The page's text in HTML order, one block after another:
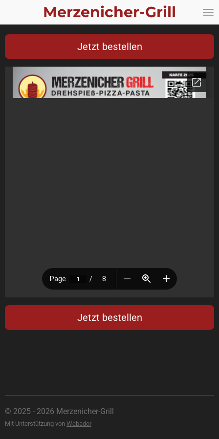
springen
Merzenicher-Grill
Jetzt bestellen
Jetzt bestellen
© 2025 - 2026 Merzenicher-Grill
Mit Unterstützung von Webador